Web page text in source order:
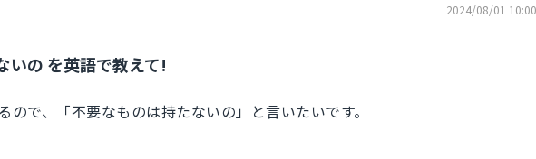
2024/08/01 10:00
いの を英語で教えて!
ので、「不要なものは持たないの」と言いたいです。